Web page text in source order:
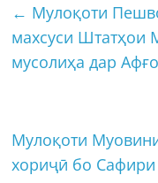
← Мулоқоти
махсуси Штатҳои
мусолиҳа дар
Мулоқоти
хориҷӣ бо